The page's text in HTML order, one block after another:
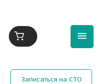
Записаться на СТО